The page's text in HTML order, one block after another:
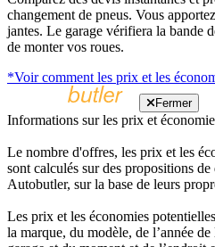
changement de pneus. Vous
jantes. Le garage vérifiera la bande
de monter vos roues.
*Voir comment les prix et les
Fermer
Informations sur les prix et
Le nombre d'offres, les prix et les
sont calculés sur des propositions
Autobutler, sur la base de leurs
Les prix et les économies
la marque, du modèle, de l’année